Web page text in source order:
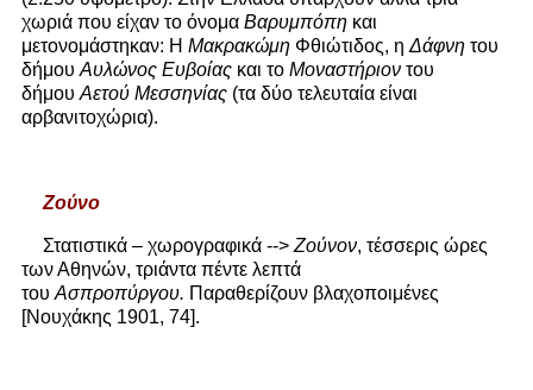
χωριά που είχαν το όνομα Βαρυμπόπηκαι
μετονομάστηκαν: Η ΜακρακώμηΦθιώτιδος, η Δάφνητου
δήμου Αυλώνος Ευβοίαςκαι το Μοναστήριοντου
δήμου Αετού Μεσσηνίας(τα δύο τελευταία είναι
αρβανιτοχώρια).
Ζούνο
Στατιστικά – χωρογραφικά -->Ζούνον, τέσσερις ώρες
των Αθηνών, τριάντα πέντε λεπτά
του Ασπροπύργου. Παραθερίζουν βλαχοποιμένες
[Νουχάκης 1901, 74].